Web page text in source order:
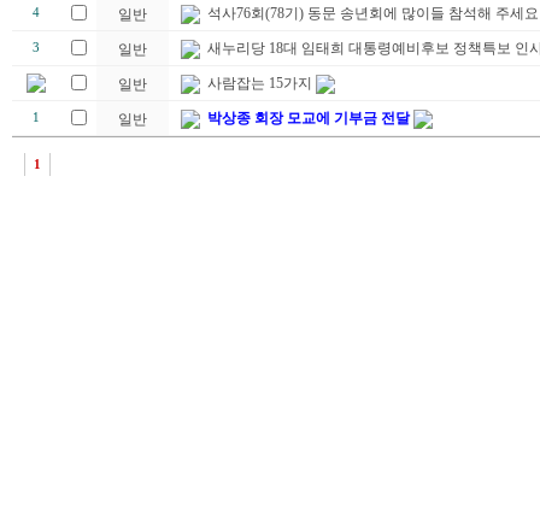
4 일반 석사76회(78기) 동문 송년회에 많이들 참석해 주세요
3 일반 새누리당 18대 임태희 대통령예비후보 정책특보 인
일반 사람잡는 15가지
1 일반 박상종 회장 모교에 기부금 전달
1